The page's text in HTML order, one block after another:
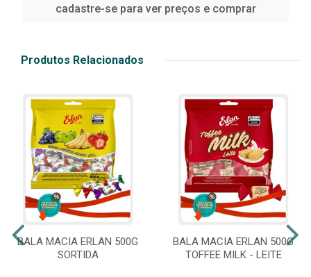
cadastre-se para ver preços e comprar
Produtos Relacionados
BALA MACIA ERLAN 500G
SORTIDA
BALA MACIA ERLAN 500G
TOFFEE MILK - LEITE